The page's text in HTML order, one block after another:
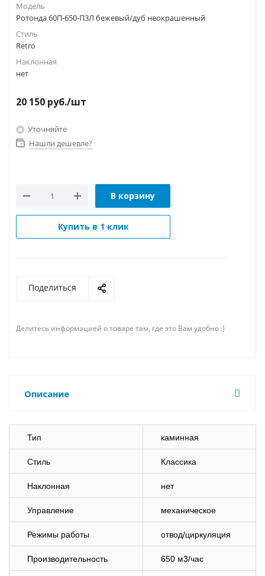
Модель
Ротонда 60П-650-П3Л бежевый/дуб неокрашенный
Стиль
Retro
Наклонная
нет
20 150 руб./шт
Уточняйте
Нашли дешевле?
В корзину
Купить в 1 клик
Поделиться
Делитесь информацией о товаре там, где это Вам удобно :)
Описание
Тип каминная
Стиль Классика
Наклонная нет
Управление механическое
Режимы работы отвод/циркуляция
Производительность 650 м3/час